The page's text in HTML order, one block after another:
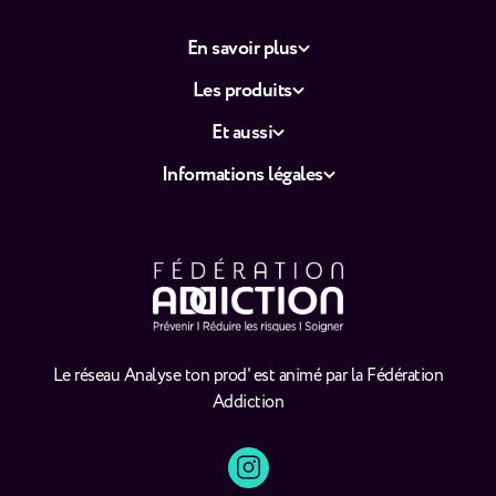
Le réseau Analyse ton prod' est animé par la Fédération
Addiction
En savoir plus
Les produits
Et aussi
Informations légales